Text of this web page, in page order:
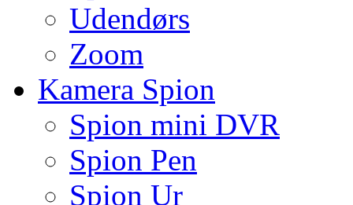
Udendørs
Zoom
Kamera Spion
Spion mini DVR
Spion Pen
Spion Ur